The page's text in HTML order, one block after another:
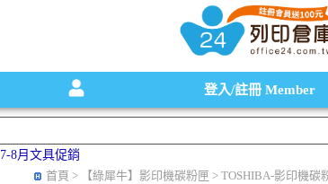
碳粉匣，墨水匣,原廠碳粉匣，副廠碳粉匣，環保碳粉
登入/註冊 Member
7-8月文具促銷
首頁 > 【綠犀牛】影印機碳粉匣 > TOSHIBA-影印機碳